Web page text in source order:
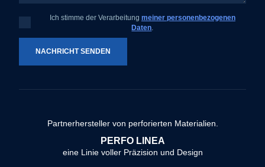
stimme
der
Verarbeitungmeiner
Daten.
Ich stimme der Verarbeitung meiner personenbezogenen
Daten
NACHRICHT SENDEN
nicht
werden
Partnerhersteller von perforierten Materialien.
PERFO LINEA
eine Linie voller Präzision und Design